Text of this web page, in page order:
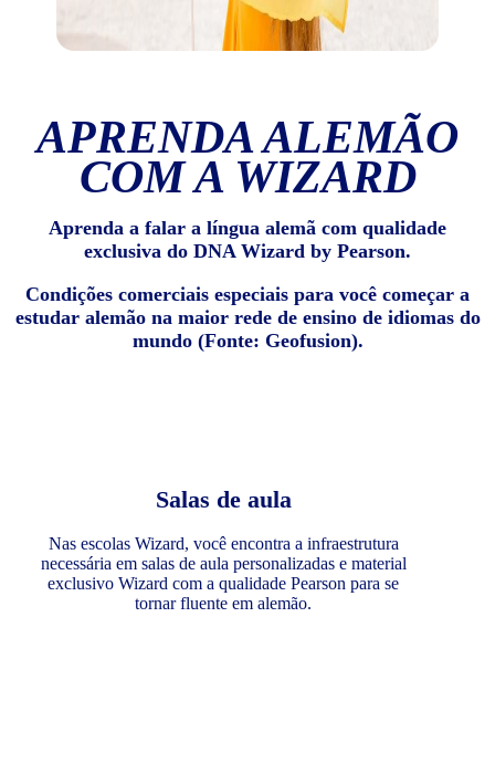
APRENDA ALEMÃO
COM A WIZARD
Aprenda a falar a língua alemã com qualidade
exclusiva do DNA Wizard by Pearson.
Condições comerciais especiais para você começar a
estudar alemão na maior rede de ensino de idiomas do
mundo (Fonte: Geofusion).
Salas de aula
Nas escolas Wizard, você encontra a infraestrutura
necessária em salas de aula personalizadas e material
exclusivo Wizard com a qualidade Pearson para se
tornar fluente em alemão.